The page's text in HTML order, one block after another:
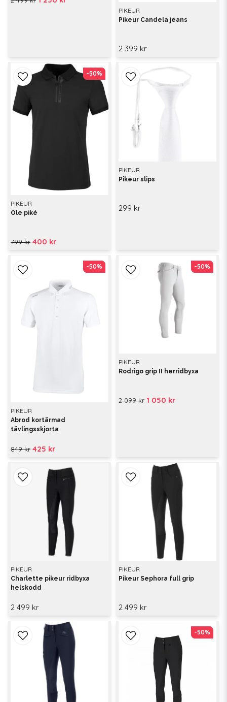
PIKEUR
Pikeur Candela jeans
2 399 kr
PIKEUR
Ole piké
799 kr 400 kr
-50%
-50%
PIKEUR
Pikeur slips
299 kr
PIKEUR
Abrod kortärmad
tävlingsskjorta
849 kr 425 kr
-50%
-50%
PIKEUR
Rodrigo grip II herridbyxa
2 099 kr 1 050 kr
-50%
-50%
PIKEUR
Charlette pikeur ridbyxa
helskodd
2 499 kr
PIKEUR
Pikeur Sephora full grip
2 499 kr
-50%
-50%